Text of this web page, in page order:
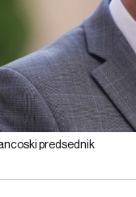
predsednik